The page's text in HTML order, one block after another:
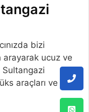
bizi
ucuz ve
araçları ve